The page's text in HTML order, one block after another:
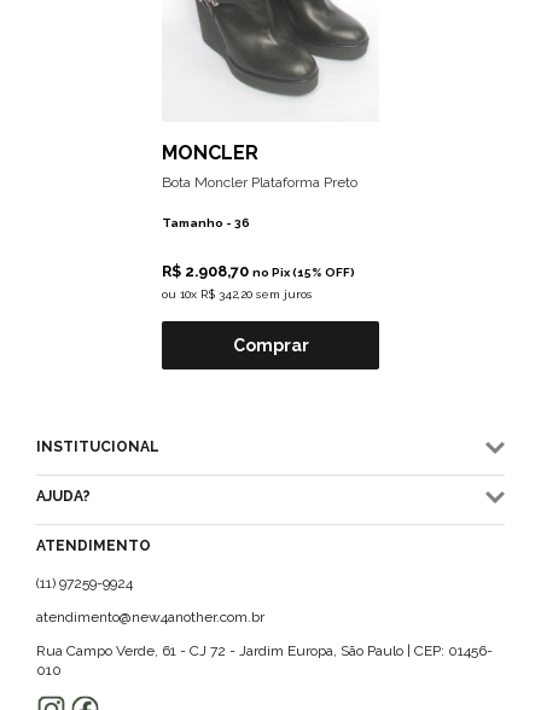
MONCLER
Bota Moncler Plataforma Preto
Tamanho - 36
R$ 2.908,70 no Pix (15% OFF)
ou 10x R$ 342,20 sem juros
Comprar
INSTITUCIONAL
AJUDA?
ATENDIMENTO
(11) 97259-9924
atendimento@new4another.com.br
Rua Campo Verde, 61 - CJ 72 - Jardim Europa, São Paulo | CEP: 01456-
010